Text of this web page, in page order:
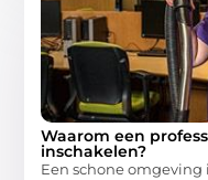
Waarom een
inschakelen?
Een schone omgeving